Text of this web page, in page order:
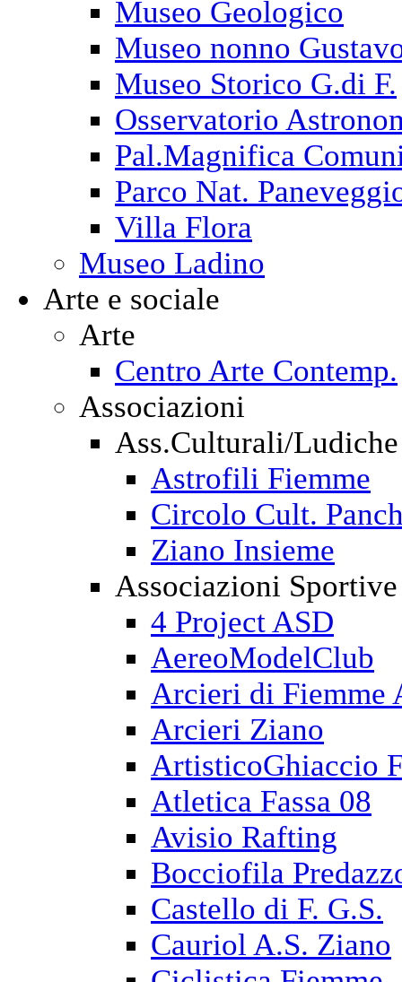
Museo Geologico
Museo nonno
Museo Storico G.di F.
Osservatorio
Pal.Magnifica
Parco Nat.
Villa Flora
Museo Ladino
Arte e sociale
Arte
Centro Arte Contemp.
Associazioni
Ass.Culturali/Ludiche
Astrofili Fiemme
Circolo Cult.
Ziano Insieme
Associazioni Sportive
4 Project ASD
AereoModelClub
Arcieri di Fiemme
Arcieri Ziano
ArtisticoGhiaccio
Atletica Fassa 08
Avisio Rafting
Bocciofila
Castello di F. G.S.
Cauriol A.S. Ziano